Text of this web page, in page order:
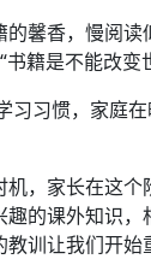
馨香，慢阅
籍是不能改
习习惯，家
，家长在这
的课外知识
训让我们开